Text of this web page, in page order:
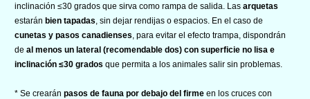
inclinación ≤30 grados que sirva como rampa de salida. Las arquetas
estarán bien tapadas , sin dejar rendijas o espacios. En el caso de
cunetas y pasos canadienses , para evitar el efecto trampa, dispondrán
de al menos un lateral (recomendable dos) con superficie no lisa e
inclinación ≤30 grados que permita a los animales salir sin problemas.
* Se crearán pasos de fauna por debajo del firme en los cruces con